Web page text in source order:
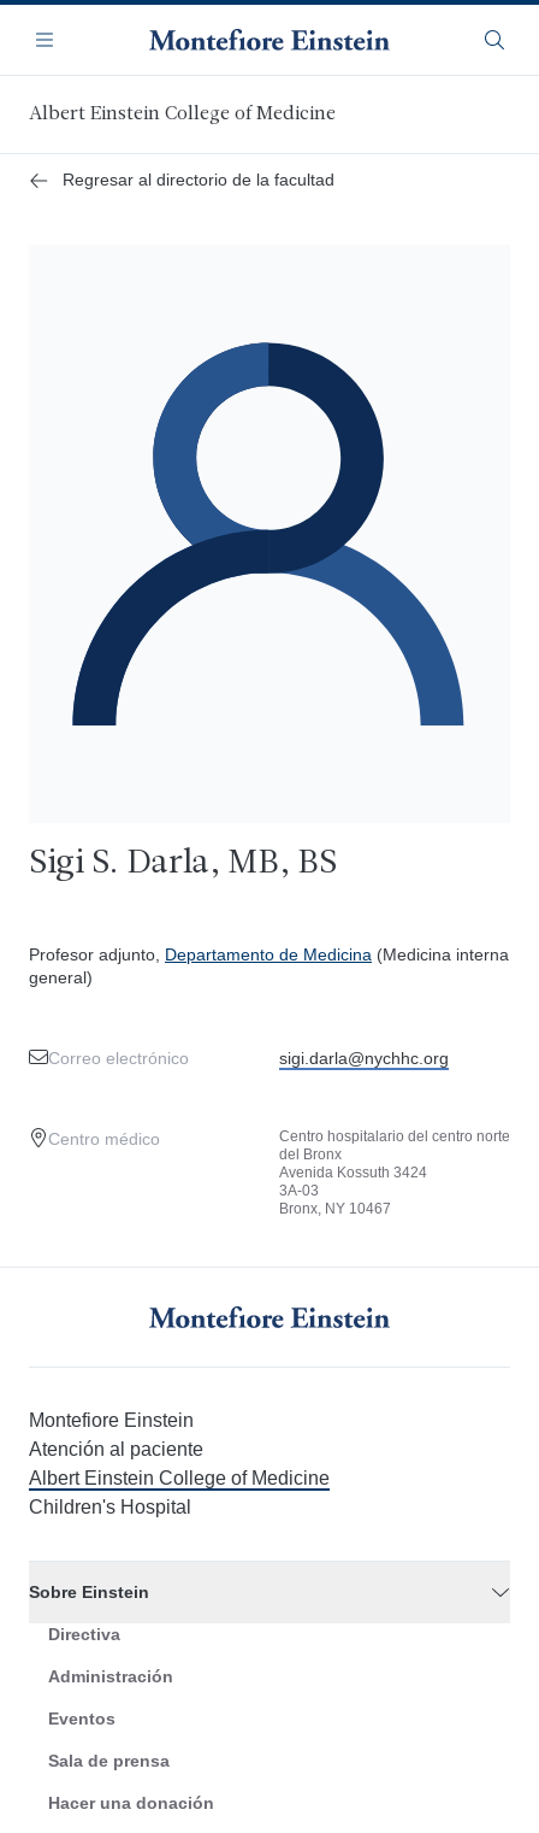
contenido
principal
Navegación
Menú
Albert Einstein College of Medicine
Regresar al directorio de la facultad
Sigi S. Darla, MB, BS
Profesor adjunto, Departamento de Medicina (Medicina interna
general)
Correo electrónico sigi.darla@nychhc.org
Centro médico
Centro hospitalario del centro norte
del Bronx
Avenida Kossuth 3424
3A-03
Bronx, NY 10467
Montefiore Einstein
Atención al paciente
Albert Einstein College of Medicine
Children's Hospital
Sobre Einstein
Directiva
Administración
Eventos
Sala de prensa
Hacer una donación